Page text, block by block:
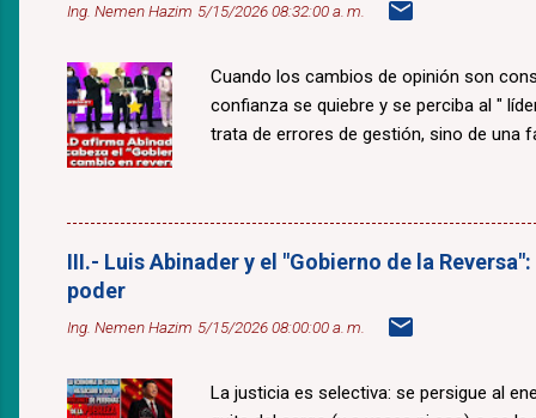
Ing. Nemen Hazim 5/15/2026 08:32:00 a. m.
Cuando los cambios de opinión son
confianza se quiebre y se perciba al "
trata de errores de gestión, sino de una
III.- Luis Abinader y el "Gobierno de la
poder
Ing. Nemen Hazim 5/15/2026 08:00:00 a. m.
La justicia es selectiva: se persigue al